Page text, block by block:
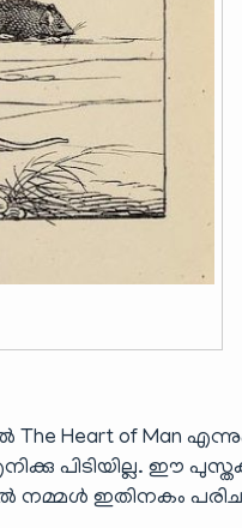
of Man എന്നും
പിടിയില്ല. ഈ
നമ്മൾ ഇതിനകം